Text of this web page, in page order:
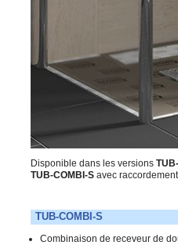
Disponible dans les versions
TUB-COMBI-Savec
TUB-COMBI-S
Combinaison de receveur de